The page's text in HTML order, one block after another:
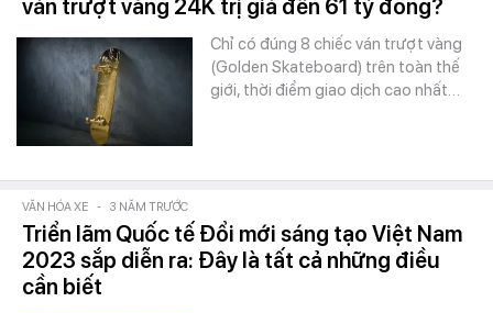
ván trượt vàng 24K trị giá đến 61 tỷ đồng?
Chỉ có đúng 8 chiếc ván trượt vàng
(Golden Skateboard) trên toàn thế
giới, thời điểm giao dịch cao nhất…
VĂN HÓA XE - 3 NĂM TRƯỚC
Triển lãm Quốc tế Đổi mới sáng tạo Việt Nam
2023 sắp diễn ra: Đây là tất cả những điều
cần biết